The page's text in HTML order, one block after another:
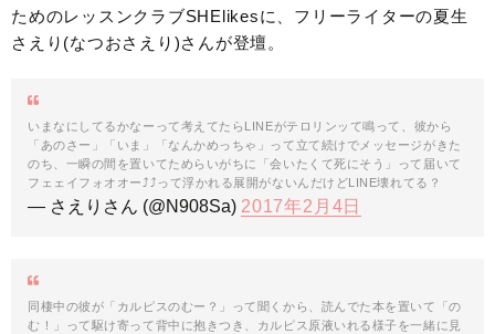
ためのレッスンクラブSHElikesに、フリーライターの夏生
さえり(なつおさえり)さんが登壇。
いまなにしてるかなーって考えてたらLINEがテロリンッて鳴って、彼から
「あのさー」「いま」「なんかめっちゃ」って立て続けでメッセージがきた
のち、一瞬の間を置いてためらいがちに「会いたくて死にそう」って届いて
フェェイフォオオー⤴︎⤴︎って浮かれる展開がないんだけどLINE壊れてる？
— さえりさん (@N908Sa) 2017年2月4日
同棲中の彼が「カルピスのむー？」って聞くから、読んでた本を置いて「の
む！」って駆け寄って背中に抱きつき、カルピス原液いれる様子を一緒に見